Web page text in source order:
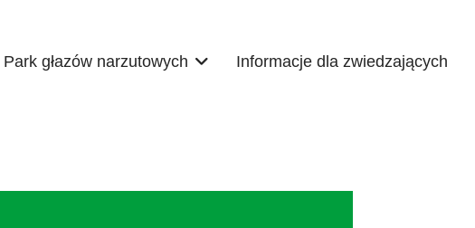
Park głazów narzutowych Informacje dla zwiedzających